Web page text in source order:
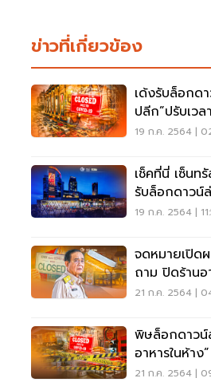
ข่าวที่เกี่ยวข้อง
เด้งรับล็อกด
ปลีก”ปรับเว
19 ก.ค. 2564 |
เช็คที่นี่ เซ็นทรัล 19 ศูนย์ ปรับแผน
รับล็อกดาวน์
19 ก.ค. 2564 |
จดหมายเปิด
ถาม ปิดร้านอ
21 ก.ค. 2564 |
พิษล็อกดาวน์
อาหารในห้า
ชีพธุรกิจ
21 ก.ค. 2564 |